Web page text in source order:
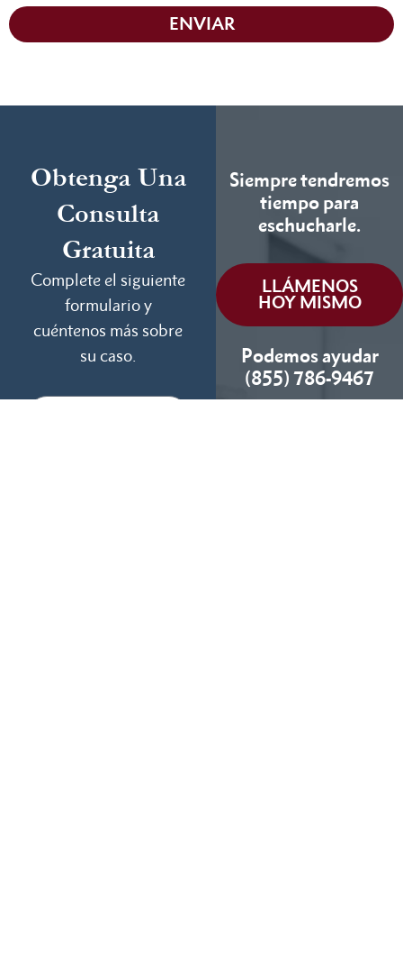
ENVIAR
Obtenga Una
Consulta
Gratuita
Complete el siguiente
formulario y
cuéntenos más sobre
su caso.
Siempre tendremos
tiempo para
eschucharle.
LLÁMENOS
HOY MISMO
Podemos ayudar
(855) 786-9467